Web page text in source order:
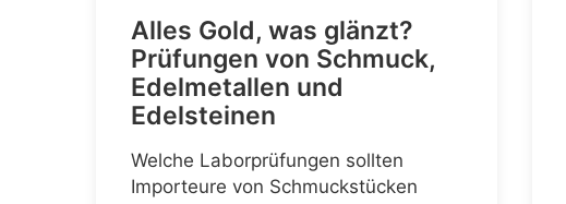
Alles Gold, was glänzt?
Prüfungen von Schmuck,
Edelmetallen und
Edelsteinen
Welche Laborprüfungen sollten
Importeure von Schmuckstücken